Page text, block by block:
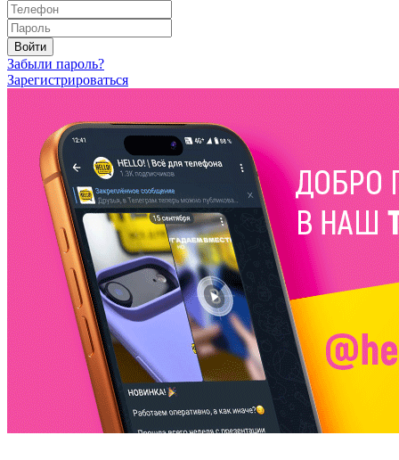
Войти
Забыли пароль?
Зарегистрироваться